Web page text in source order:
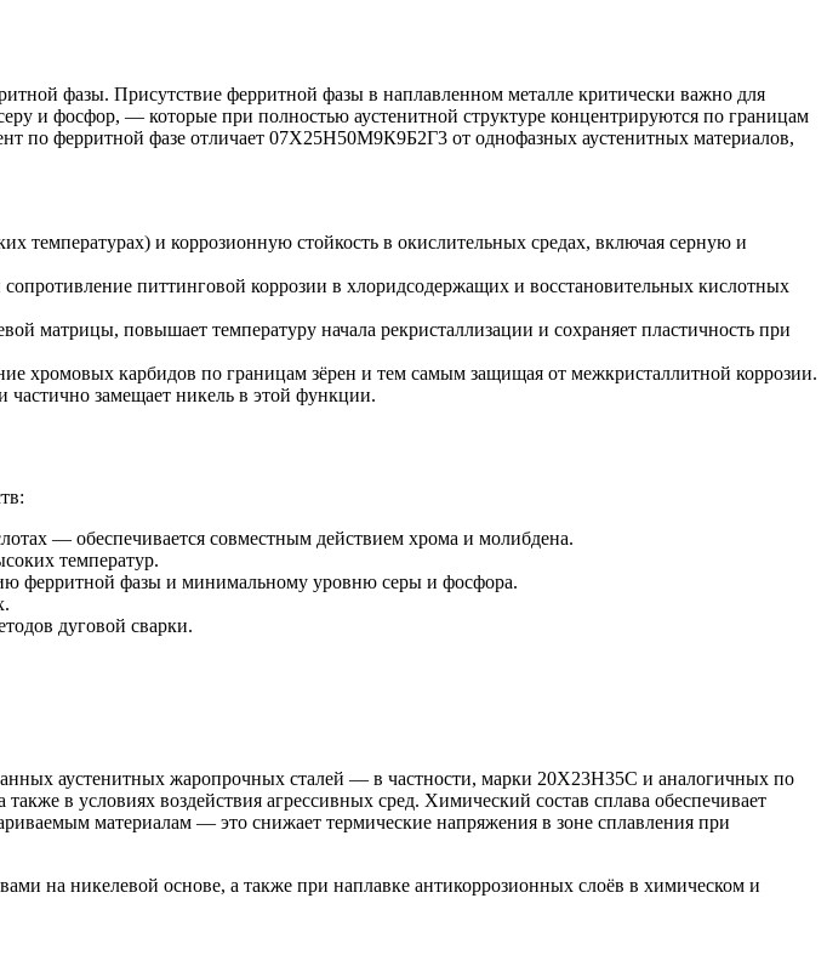
фазы. Присутствие ферритной фазы в наплавленном металле критически важно для
и фосфор, — которые при полностью аустенитной структуре концентрируются по границам
по ферритной фазе отличает 07Х25Н50М9К9Б2Г3 от однофазных аустенитных материалов,
температурах) и коррозионную стойкость в окислительных средах, включая серную и
питтинговой коррозии в хлоридсодержащих и восстановительных кислотных
матрицы, повышает температуру начала рекристаллизации и сохраняет пластичность при
хромовых карбидов по границам зёрен и тем самым защищая от межкристаллитной коррозии.
замещает никель в этой функции.
— обеспечивается совместным действием хрома и молибдена.
температур.
ферритной фазы и минимальному уровню серы и фосфора.
дуговой сварки.
аустенитных жаропрочных сталей — в частности, марки 20Х23Н35С и аналогичных по
в условиях воздействия агрессивных сред. Химический состав сплава обеспечивает
материалам — это снижает термические напряжения в зоне сплавления при
на никелевой основе, а также при наплавке антикоррозионных слоёв в химическом и